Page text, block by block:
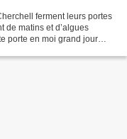
ferment leurs portes
de matins et d’algues
porte en moi grand jour